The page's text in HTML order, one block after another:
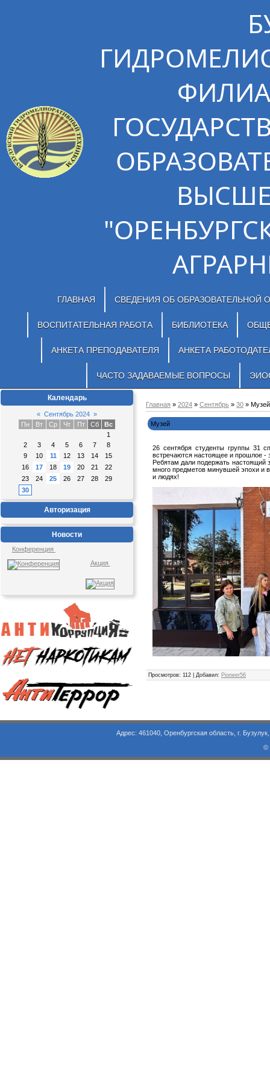
ГЛАВНАЯ СВЕДЕНИЯ ОБ ОБРАЗОВАТЕЛЬНОЙ
ВОСПИТАТЕЛЬНАЯ РАБОТА БИБЛИОТЕКА
АНКЕТА ПРЕПОДАВАТЕЛЯ АНКЕТА
ЧАСТО ЗАДАВАЕМЫЕ ВОПРОСЫ
Календарь
« Сентябрь 2024 »
Пн
Вт Ср Чт Пт Сб
Вс
1
2
3 4 5 6 7
8
9
10 11 12 13 14
15
16
17 18 19 20 21
22
23
24 25 26 27 28
29
30
Авторизация
Новости
Конференция
Акция
Главная » 2024 » Сентябрь » 30 » Музей
Музей
26 сентября студенты группы 31
встречаются настоящее и прошлое -
Ребятам дали подержать настоящий
много предметов минувшей эпохи и
и людях!
Просмотров: 112 | Добавил: Pioneer56
Адрес: 461040, Оренбургская область, г. Бузулук, ул.
©